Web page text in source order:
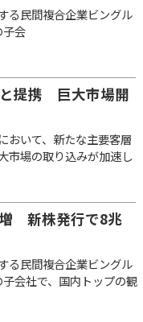
る民間複合企業ビングル
会
提携 巨大市場開
おいて、新たな主要客層
市場の取り込みが加速し
新株発行で8兆
る民間複合企業ビングル
会社で、国内トップの観